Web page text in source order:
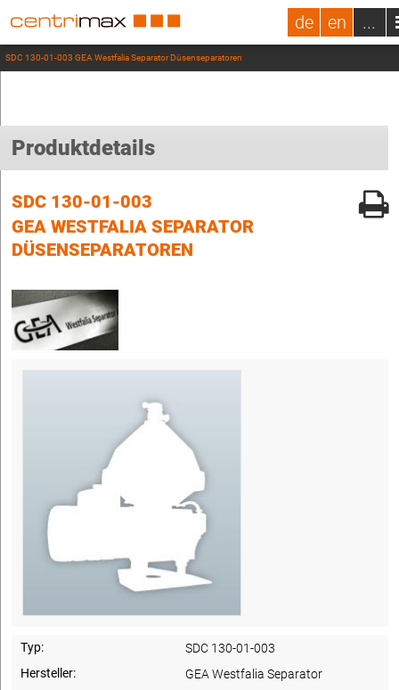
de en ...
SDC 130-01-003 GEA Westfalia Separator Düsenseparatoren
Produktdetails
SDC 130-01-003
GEA WESTFALIA SEPARATOR
DÜSENSEPARATOREN
Typ:
SDC 130-01-003
Hersteller:
GEA Westfalia Separator